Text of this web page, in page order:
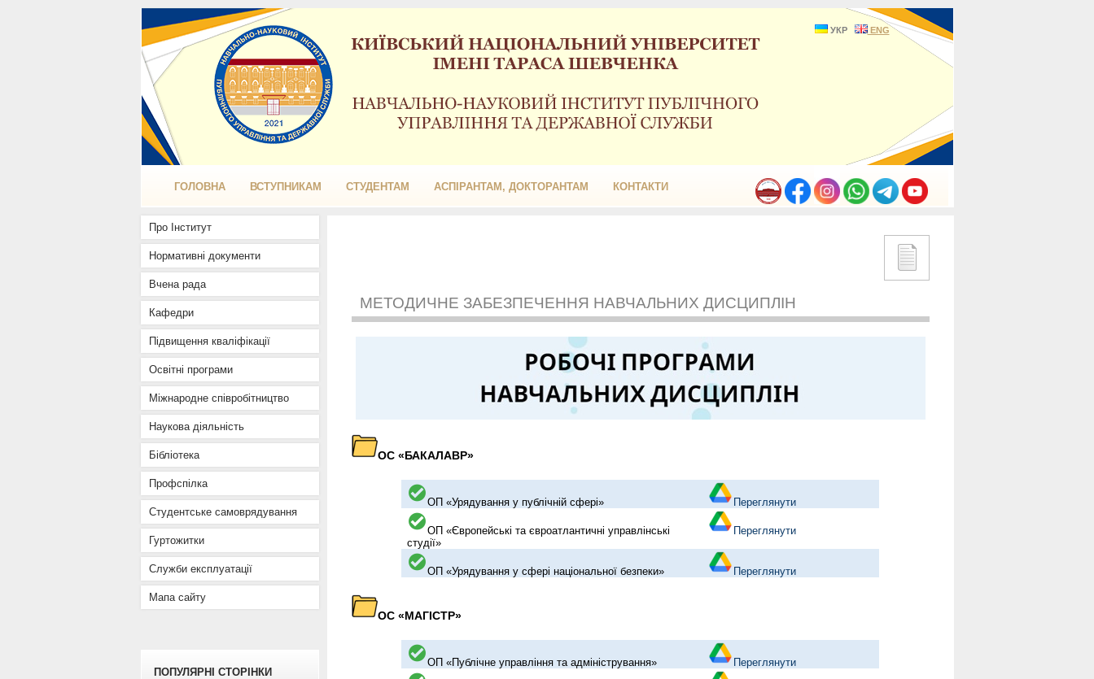
УКР ENG
ГОЛОВНА ВСТУПНИКАМ СТУДЕНТАМ АСПІРАНТАМ, ДОКТОРАНТАМ КОНТАКТИ
Про Інститут
Нормативні документи
Вчена рада
Кафедри
Підвищення кваліфікації
Освітні програми
Міжнародне співробітництво
Наукова діяльність
Бібліотека
Профспілка
Студентське самоврядування
Гуртожитки
Служби експлуатації
Мапа сайту
ПОПУЛЯРНІ СТОРІНКИ
МЕТОДИЧНЕ ЗАБЕЗПЕЧЕННЯ НАВЧАЛЬНИХ ДИСЦИПЛІН
ОС «БАКАЛАВР»
ОП «Урядування у публічній сфері» Переглянути
ОП «Європейські та євроатлантичні управлінські
студії»
Переглянути
ОП«Урядування у сфері національної безпеки» Переглянути
ОС «МАГІСТР»
ОП «Публічне управління та адміністрування» Переглянути